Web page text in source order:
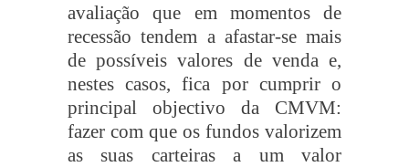
avaliação que em momentos de
recessão tendem a afastar-se mais
de possíveis valores de venda e,
nestes casos, fica por cumprir o
principal objectivo da CMVM:
fazer com que os fundos valorizem
as suas carteiras a um valor